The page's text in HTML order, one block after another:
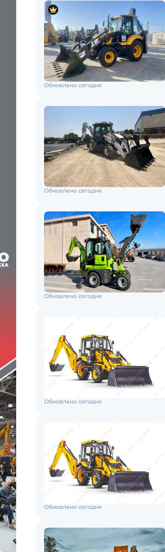
Обновлено сегодня
Обновлено сегодня
Обновлено сегодня
Обновлено сегодня
Обновлено сегодня